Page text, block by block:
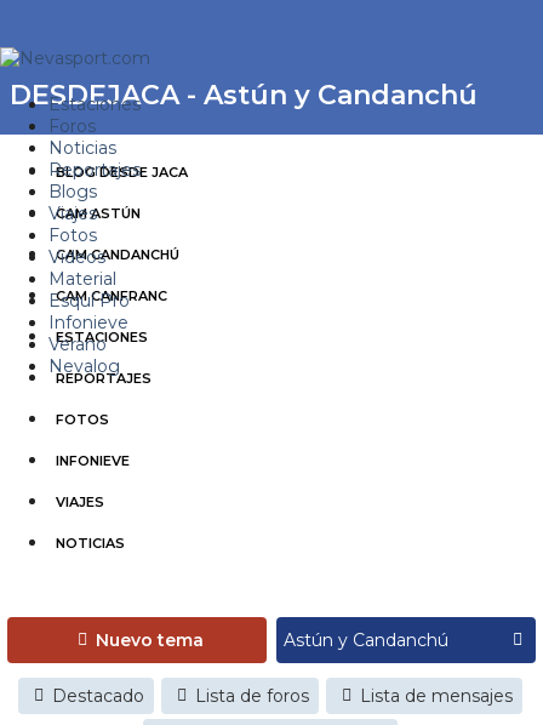
Estaciones
Foros
Noticias
Reportajes
Blogs
Viajes
Fotos
Videos
Material
Esquí Pro
Infonieve
Verano
Nevalog
DESDEJACA - Astún y Candanchú
BLOG DESDE JACA
CAM ASTÚN
CAM CANDANCHÚ
CAM CANFRANC
ESTACIONES
REPORTAJES
FOTOS
INFONIEVE
VIAJES
NOTICIAS
Nuevo tema
Destacado Lista de foros
Lista de mensajes